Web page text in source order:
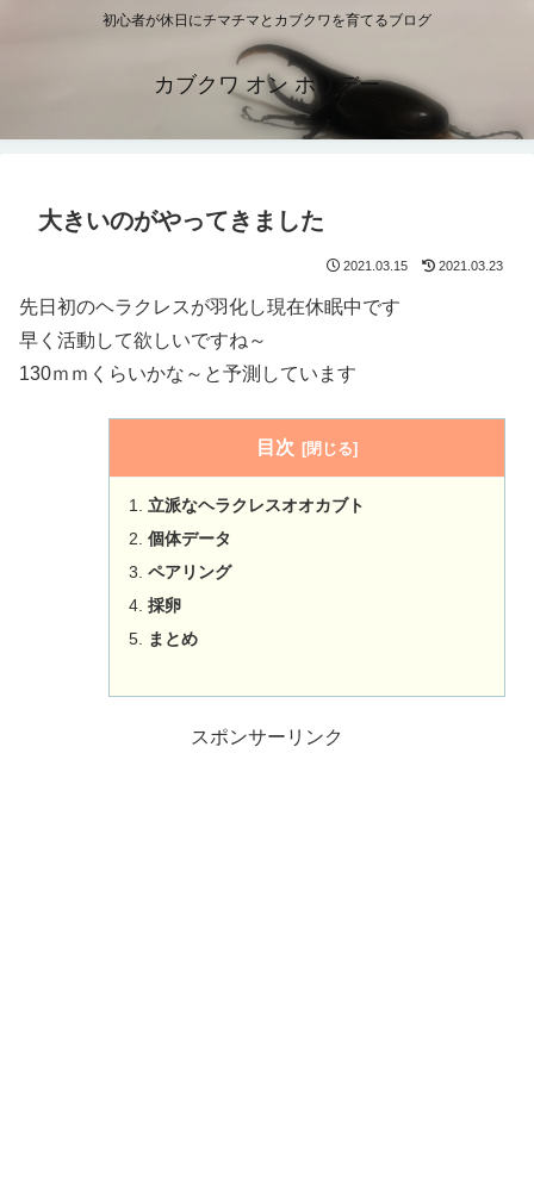
初心者が休日にチマチマとカブクワを育てるブログ
カブクワ オン ホリデー
大きいのがやってきました
2021.03.15 2021.03.23
先日初のヘラクレスが羽化し現在休眠中です
早く活動して欲しいですね～
130ｍｍくらいかな～と予測しています
目次
立派なヘラクレスオオカブト
個体データ
ペアリング
採卵
まとめ
スポンサーリンク